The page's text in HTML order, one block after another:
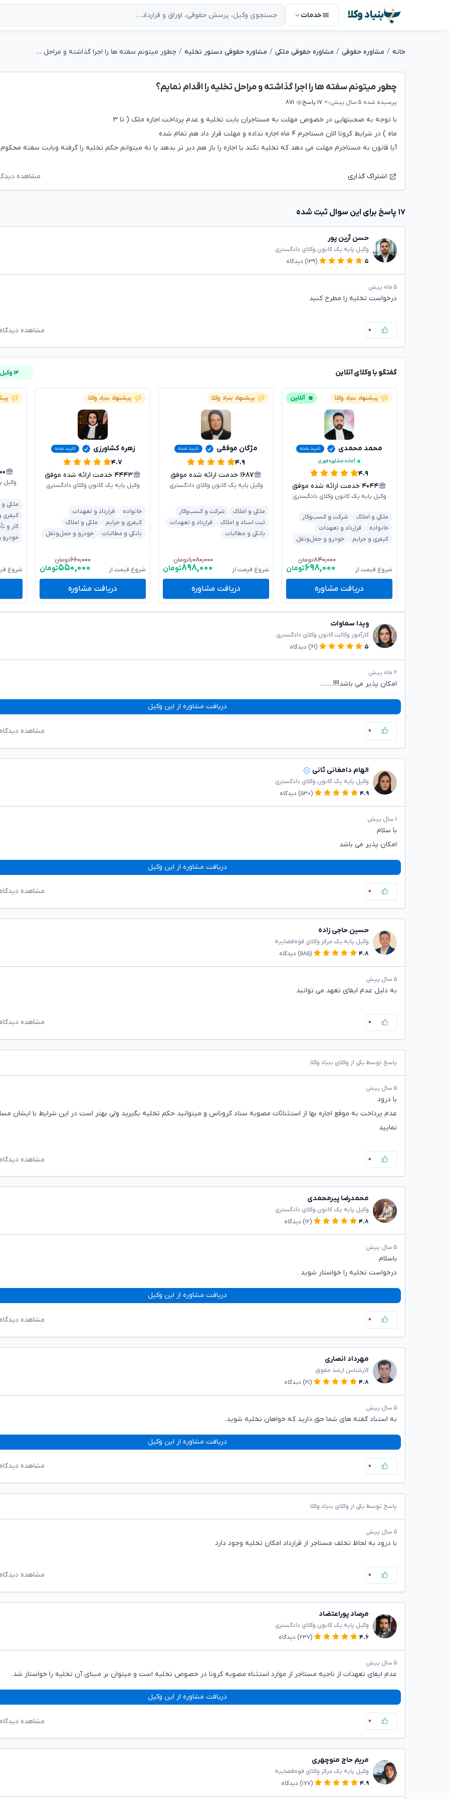
بنیاد وکلا خدمات
خانه مشاوره حقوقی مشاوره حقوقی ملکی مشاوره حقوقی دستور تخلیه چطور میتونم سفته ها را اجرا گذاشته و مراحل تخلیه را اقدام نمایم؟
چطور میتونم سفته ها را اجرا گذاشته و مراحل تخلیه را اقدام نمایم؟
پرسیده شده ۵ سال پیش ۱۷ پاسخ ۸۷۱
با توجه به صحبتهایی در خصوص مهلت به مستاجران بابت تخلیه و عدم پرداخت اجاره ملک ( تا ۳
ماه ) در شرایط کرونا الان مستاجرم ۴ ماه اجاره نداده و مهلت قرار داد هم تمام شده
آیا قانون به مستاجرم مهلت می دهد که تخلیه نکند یا اجاره را باز هم دیر تر بدهد یا نه میتوانم حکم تخلیه را گرفته وبابت سفته
اشتراک گذاری مشاهده
۱۷ پاسخ برای این سوال ثبت شده
حسن آرین پور
وکیل پایه یک کانون وکلای دادگستری
۵
(۱۳۹) دیدگاه
۵ ماه پیش
درخواست تخلیه را مطرح کنید
۰ مشاهده
گفتگو با وکلای آنلاین ۱۴ وکیل آنلاین
پیشنهاد بنیاد وکلا آنلاین
محمد محمدی
تایید شده
آماده مشاوره فوری
۴.۹
۴۰۴۴ خدمت ارائه شده موفق
وکیل پایه یک کانون وکلای دادگستری
ملکی و املاک
شرکت و کسب‌وکار
خانواده
قرارداد و تعهدات
کیفری و جرایم
خودرو و حمل‌ونقل
شروع قیمت از
۸۴۰,۰۰۰تومان
۶۹۸,۰۰۰تومان
دریافت مشاوره
پیشنهاد بنیاد وکلا
مژگان موفقی تایید شده
۴.۹
۱۶۸۷ خدمت ارائه شده موفق
وکیل پایه یک کانون وکلای دادگستری
ملکی و املاک
شرکت و کسب‌وکار
ثبت اسناد و املاک
قرارداد و تعهدات
بانکی و مطالبات
شروع قیمت از
۱,۰۸۰,۰۰۰تومان
۸۹۸,۰۰۰تومان
دریافت مشاوره
پیشنهاد بنیاد وکلا
زهره کشاورزی تایید شده
۴.۷
۴۴۴۳ خدمت ارائه شده موفق
وکیل پایه یک کانون وکلای دادگستری
خانواده
قرارداد و تعهدات
کیفری و جرایم
ملکی و املاک
بانکی و مطالبات
خودرو و حمل‌ونقل
شروع قیمت از
۶۶۰,۰۰۰تومان
۵۵۰,۰۰۰تومان
دریافت مشاوره
وکیل
ملکی و
کیفری
کار و
خودرو
شروع
ویدا سماوات
کارآموز وکالت کانون وکلای دادگستری
۵
(۶۱) دیدگاه
۶ ماه پیش
امکان پذیر می باشد!!!!…….
دریافت مشاوره از این وکیل
۰ مشاهده
الهام دامغانی ثانی
وکیل پایه یک کانون وکلای دادگستری
۴.۹
(۵۳۰) دیدگاه
۱ سال پیش
با سلام
امکان پذیر می باشد
دریافت مشاوره از این وکیل
۰ مشاهده
حسین حاجی زاده
وکیل پایه یک مرکز وکلای قوه‌قضاییه
۴.۸
(۵۸۵) دیدگاه
۵ سال پیش
به دلیل عدم ایفای تعهد می توانید
۰ مشاهده
پاسخ توسط یکی از وکلای بنیاد وکلا
۵ سال پیش
با درود
عدم پرداخت به موقع اجاره بها از استثنائات مصوبه ستاد کروناس و میتوانید حکم تخلیه بگیرید ولی بهتر است در این شرایط با ایشان
نمایید
۰ مشاهده
محمدرضا پیرمحمدی
وکیل پایه یک کانون وکلای دادگستری
۴.۸
(۱۲) دیدگاه
۵ سال پیش
باسلام
درخواست تخلیه را خواستار شوید .
دریافت مشاوره از این وکیل
۰ مشاهده
مهرداد انصاری
کارشناس ارشد حقوق
۴.۸
(۲۱) دیدگاه
۵ سال پیش
به استناد گفته های شما حق دارید که خواهان تخلیه شوید.
دریافت مشاوره از این وکیل
۰ مشاهده
پاسخ توسط یکی از وکلای بنیاد وکلا
۵ سال پیش
با درود به لحاظ تخلف مستاجر از قرارداد امکان تخلیه وجود دارد
۰ مشاهده
مرصاد پوراعتضاد
وکیل پایه یک کانون وکلای دادگستری
۴.۶
(۲۳۷) دیدگاه
۵ سال پیش
عدم ایفای تعهدات از ناحیه مستاجر از موارد استثناء مصوبه کرونا در خصوص تخلیه است و میتوان بر مبنای آن تخلیه را خواستار شد.
دریافت مشاوره از این وکیل
۰ مشاهده
مریم حاج منوچهری
وکیل پایه یک مرکز وکلای قوه‌قضاییه
۴.۹
(۱۷۷) دیدگاه